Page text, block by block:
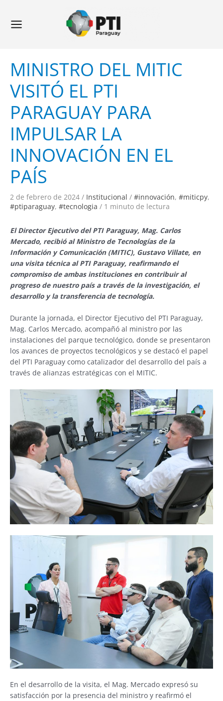
contenido
Menu
MINISTRO DEL MITIC
VISITÓ EL PTI
PARAGUAY PARA
IMPULSAR LA
INNOVACIÓN EN EL
PAÍS
2 de febrero de 2024 / Institucional / #innovación, #miticpy,
#ptiparaguay, #tecnologia / 1 minuto de lectura
El Director Ejecutivo del PTI Paraguay, Mag. Carlos
Mercado, recibió al Ministro de Tecnologías de la
Información y Comunicación (MITIC), Gustavo Villate, en
una visita técnica al PTI Paraguay, reafirmando el
compromiso de ambas instituciones en contribuir al
progreso de nuestro país a través de la investigación, el
desarrollo y la transferencia de tecnología.
Durante la jornada, el Director Ejecutivo del PTI Paraguay,
Mag. Carlos Mercado, acompañó al ministro por las
instalaciones del parque tecnológico, donde se presentaron
los avances de proyectos tecnológicos y se destacó el papel
del PTI Paraguay como catalizador del desarrollo del país a
través de alianzas estratégicas con el MITIC.
En el desarrollo de la visita, el Mag. Mercado expresó su
satisfacción por la presencia del ministro y reafirmó el
entradas